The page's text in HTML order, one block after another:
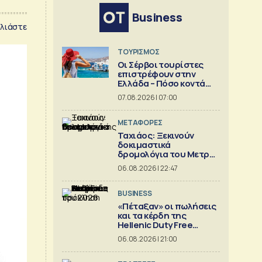
Business
ΤΟΥΡΙΣΜΟΣ
Οι Σέρβοι τουρίστες
επιστρέφουν στην
Ελλάδα – Πόσο κοντά
είναι στο 1 εκατ.
07.08.2026 | 07:00
ΜΕΤΑΦΟΡΕΣ
Ταχιάος: Ξεκινούν
δοκιμαστικά
δρομολόγια του Μετρό
Θεσσαλονίκης προς
Καλαμαριά
06.08.2026 | 22:47
BUSINESS
«Πέταξαν» οι πωλήσεις
και τα κέρδη της
Hellenic Duty Free
Shops
06.08.2026 | 21:00